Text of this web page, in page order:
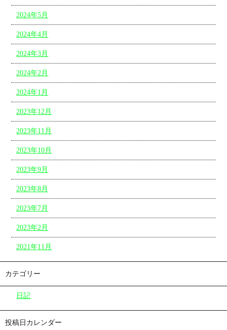
2024年5月
2024年4月
2024年3月
2024年2月
2024年1月
2023年12月
2023年11月
2023年10月
2023年9月
2023年8月
2023年7月
2023年2月
2021年11月
カテゴリー
日記
投稿日カレンダー